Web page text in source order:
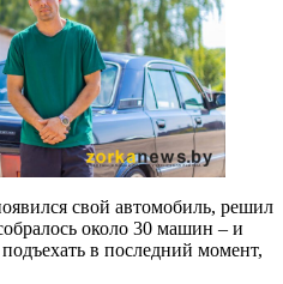
свой автомобиль, решил
около 30 машин – и
в последний момент,